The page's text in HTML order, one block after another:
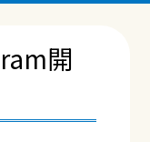
開